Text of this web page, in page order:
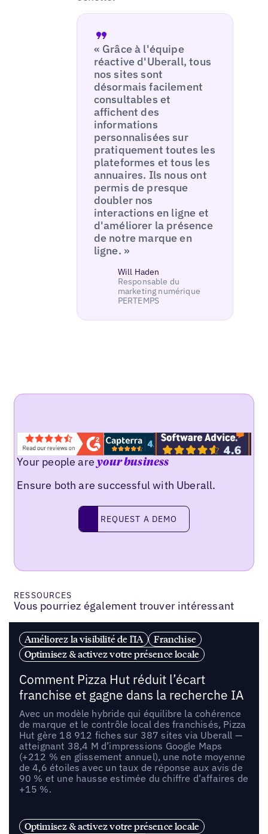
« Grâce à l'équipe
réactive d'Uberall, tous
nos sites sont
désormais facilement
consultables et
affichent des
informations
personnalisées sur
pratiquement toutes les
plateformes et tous les
annuaires. Ils nous ont
permis de presque
doubler nos
interactions en ligne et
d'améliorer la présence
de notre marque en
ligne. »
Will Haden
Responsable du
marketing numérique
PERTEMPS
Your people areyour business
Ensure both are successful with Uberall.
request a demo
REQUEST A DEMO
RESSOURCES
Vous pourriez également trouver intéressant
Améliorez la visibilité de l'IA
Franchise
Optimisez & activez votre présence locale
Comment Pizza Hut réduit l’écart
franchise et gagne dans la recherche IA
Avec un modèle hybride qui équilibre la cohérence
de marque et le contrôle local des franchisés, Pizza
Hut gère 18 912 fiches sur 387 sites via Uberall —
atteignant 38,4 M d’impressions Google Maps
(+212 % en glissement annuel), une note moyenne
de 4,6 étoiles avec un taux de réponse aux avis de
90 % et une hausse estimée du chiffre d’affaires de
+15 %.
Optimisez & activez votre présence locale